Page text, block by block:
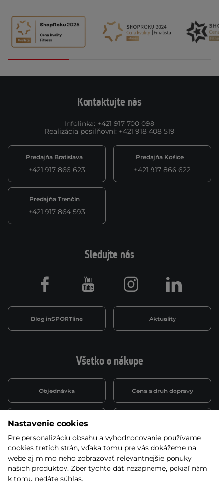
Kontaktujte nás
Infolinka: +421 917 700 098
Realizácia posilňovní: +421 918 408 519
Predajňa Bratislava
+421 917 866 623
Predajňa Košice
+421 917 866 622
Predajňa Trenčín
+421 917 864 593
Všetko o nákupe
Objednávka Cena a druh dopravy
Spôsob platby
Montáž a servis Reklamácie a záruka
Kariéra
Sledujte nás
Blog inSPORTline Aktuality
Facebook Youtube Instagram LinkedIn
Nastavenie cookies
Pre personalizáciu obsahu a vyhodnocovanie používame
cookies tretích strán, vďaka tomu pre vás dokážeme na
webe aj mimo neho zobrazovať relevantnejšie ponuky
našich produktov. Zber týchto dát nezapneme, pokiaľ nám
k tomu nedáte súhlas.